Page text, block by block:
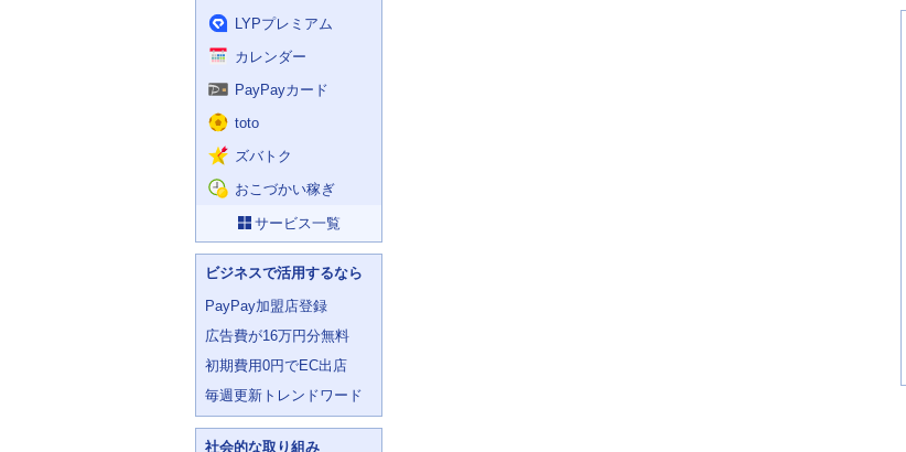
LYPプレミアム
カレンダー
PayPayカード
toto
ズバトク
おこづかい稼ぎ
サービス一覧
ビジネスで活用するなら
PayPay加盟店登録
広告費が16万円分無料
初期費用0円でEC出店
毎週更新トレンドワード
社会的な取り組み